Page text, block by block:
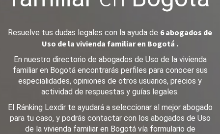
Resuelve tus dudas legales con la ayuda de 6 abogados de
Uso de la vivienda familiar en Bogotá .
En nuestro directorio de abogados de Uso de la vivienda
familiar en Bogotá encontrarás perfiles para conocer sus
especialidades, opiniones de otros usuarios, precios y
actividad de respuestas y guías legales.
El Ránking Lexdir te ayudará a seleccionar al mejor abogado
para tu caso, y podrás contactar con los abogados de Uso
de la vivienda familiar en Bogotá vía formulario de